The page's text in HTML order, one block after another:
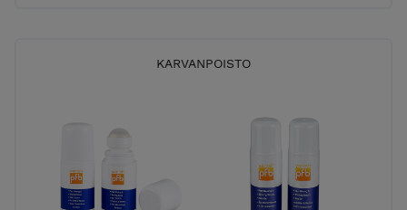
KARVANPOISTO